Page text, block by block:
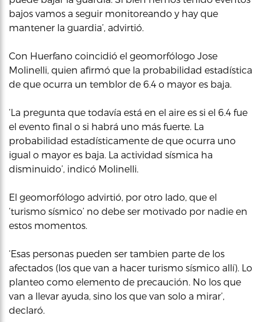
bajos vamos a seguir monitoreando y hay que
mantener la guardia’, advirtió.
Con Huerfano coincidió el geomorfólogo Jose
Molinelli, quien afirmó que la probabilidad estadística
de que ocurra un temblor de 6.4 o mayor es baja.
‘La pregunta que todavía está en el aire es si el 6.4 fue
el evento final o si habrá uno más fuerte. La
probabilidad estadísticamente de que ocurra uno
igual o mayor es baja. La actividad sísmica ha
disminuido’, indicó Molinelli.
El geomorfólogo advirtió, por otro lado, que el
‘turismo sísmico’ no debe ser motivado por nadie en
estos momentos.
‘Esas personas pueden ser tambien parte de los
afectados (los que van a hacer turismo sísmico allí). Lo
planteo como elemento de precaución. No los que
van a llevar ayuda, sino los que van solo a mirar’,
declaró.